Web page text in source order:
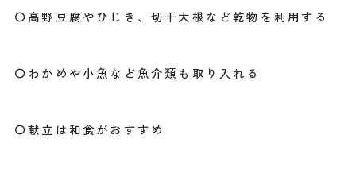
〇高野豆腐やひじき、切干大根など乾物を利用する
〇わかめや小魚など魚介類も取り入れる
〇献立は和食がおすすめ